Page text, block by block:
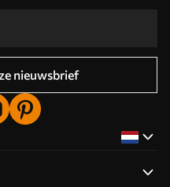
nieuwsbrief